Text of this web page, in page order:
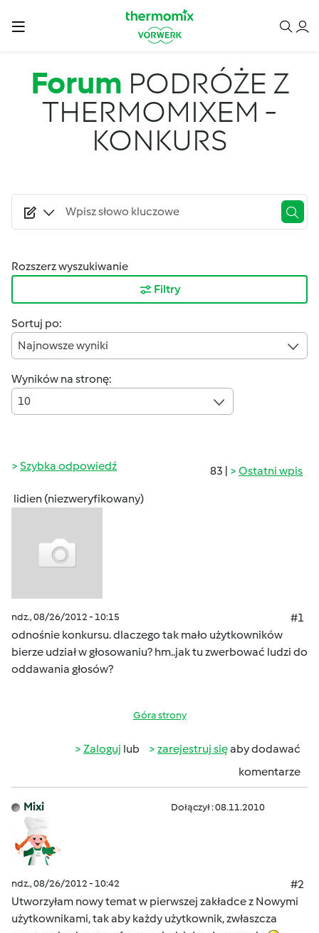
Forum PODRÓŻE Z
THERMOMIXEM -
KONKURS
Rozszerz wyszukiwanie
Filtry
Sortuj po:
Najnowsze wyniki
Wyników na stronę:
10
83 | Ostatni wpis
Szybka odpowiedź
lidien (niezweryfikowany)
ndz., 08/26/2012 - 10:15
#1
odnośnie konkursu. dlaczego tak mało użytkowników
bierze udział w głosowaniu? hm..jak tu zwerbować ludzi do
oddawania głosów?
Góra strony
Zaloguj lub zarejestruj sięaby dodawać
komentarze
Mixi Dołączył : 08.11.2010
ndz., 08/26/2012 - 10:42
#2
Utworzyłam nowy temat w pierwszej zakładce z Nowymi
użytkownikami, tak aby każdy użytkownik, zwłaszcza